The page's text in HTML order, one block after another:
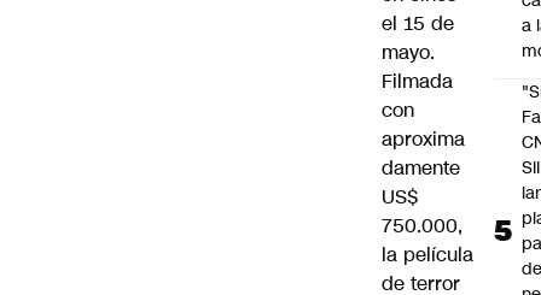
el 15 de
mayo.
Filmada
con
aproxima
damente
US$
750.000,
la película
de terror
a
SII